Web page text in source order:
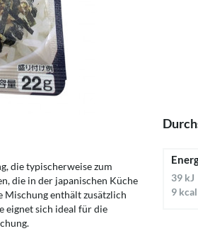
die typischerweise zum
die in der japanischen Küche
Mischung enthält zusätzlich
eignet sich ideal für die
39 kJ
9 kcal